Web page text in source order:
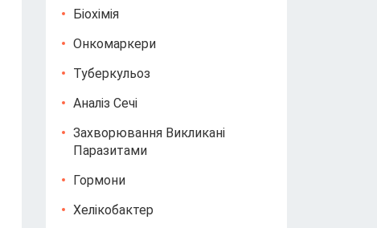
Біохімія
Онкомаркери
Туберкульоз
Аналіз Сечі
Захворювання Викликані
Паразитами
Гормони
Хелікобактер